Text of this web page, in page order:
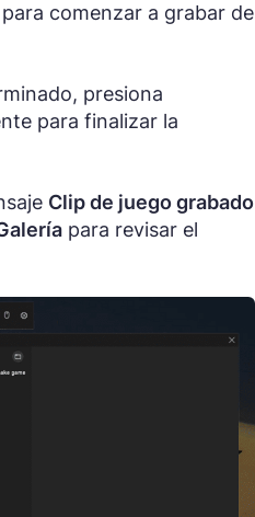
para comenzar a grabar de
presiona
para finalizar la
Clip de juego grabado
para revisar el